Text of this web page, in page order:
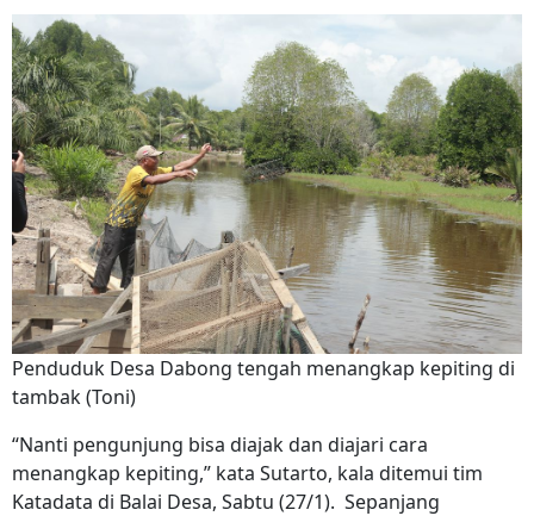
Penduduk Desa Dabong tengah menangkap kepiting di
tambak (Toni)
“Nanti pengunjung bisa diajak dan diajari cara
menangkap kepiting,” kata Sutarto, kala ditemui tim
Katadata di Balai Desa, Sabtu (27/1). Sepanjang